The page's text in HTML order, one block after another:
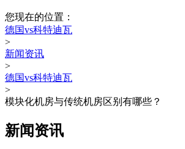
您现在的位置：
德国vs科特迪瓦
>
新闻资讯
>
德国vs科特迪瓦
>
模块化机房与传统机房区别有哪些？
新闻资讯